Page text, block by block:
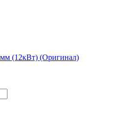
(12кВт) (Оригинал)